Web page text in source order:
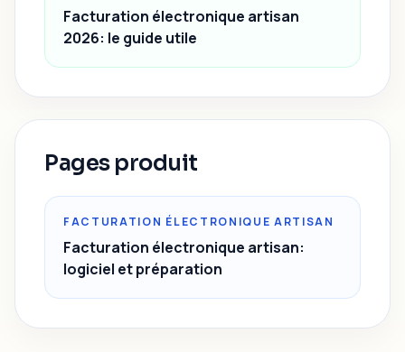
Facturation électronique artisan
2026: le guide utile
Pages produit
FACTURATION ÉLECTRONIQUE ARTISAN
Facturation électronique artisan:
logiciel et préparation